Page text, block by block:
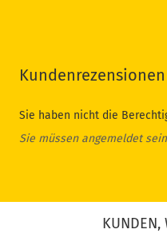
Kundenrezensionen
Sie haben nicht die
Sie müssen angemeldet
KUNDEN,